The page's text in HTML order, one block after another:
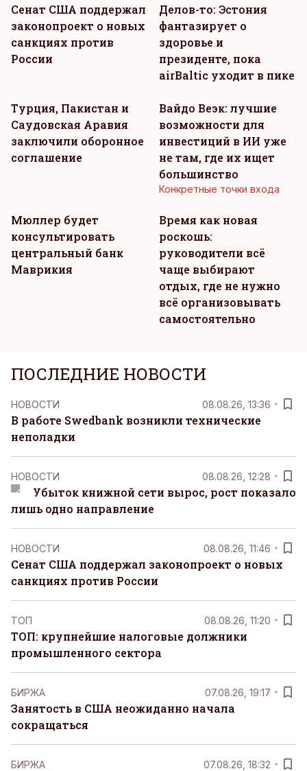
Сенат США поддержал
законопроект о новых
санкциях против
России
Делов-то: Эстония
фантазирует о
здоровье и
президенте, пока
airBaltic уходит в пике
Турция, Пакистан и
Саудовская Аравия
заключили оборонное
соглашение
Вайдо Веэк: лучшие
возможности для
инвестиций в ИИ уже
не там, где их ищет
большинство
Конкретные точки входа
Мюллер будет
консультировать
центральный банк
Маврикия
Время как новая
роскошь:
руководители всё
чаще выбирают
отдых, где не нужно
всё организовывать
самостоятельно
ПОСЛЕДНИЕ НОВОСТИ
НОВОСТИ 08.08.26, 13:36
В работе Swedbank возникли технические
неполадки
НОВОСТИ 08.08.26, 12:28
Убыток книжной сети вырос, рост показало
лишь одно направление
НОВОСТИ 08.08.26, 11:46
Сенат США поддержал законопроект о новых
санкциях против России
ТОП 08.08.26, 11:20
ТОП: крупнейшие налоговые должники
промышленного сектора
БИРЖА 07.08.26, 19:17
Занятость в США неожиданно начала
сокращаться
БИРЖА 07.08.26, 18:32